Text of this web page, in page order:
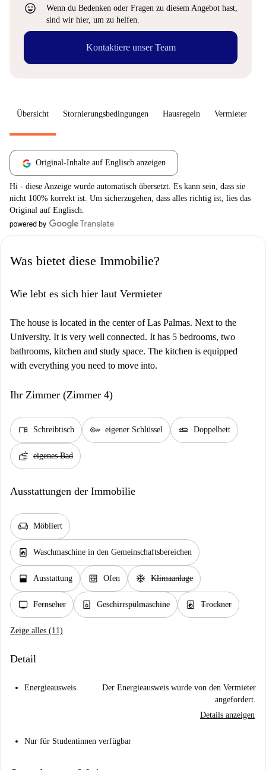
sentiment_very_satisfied
Wenn du Bedenken oder Fragen zu diesem Angebot hast,
sind wir hier, um zu helfen.
Kontaktiere unser Team
Übersicht Stornierungsbedingungen Hausregeln Vermieter
Original-Inhalte auf Englisch anzeigen
Hi - diese Anzeige wurde automatisch übersetzt. Es kann sein, dass sie
nicht 100% korrekt ist. Um sicherzugehen, dass alles richtig ist, lies das
Original auf Englisch.
Was bietet diese Immobilie?
Wie lebt es sich hier laut Vermieter
The house is located in the center of Las Palmas. Next to the
University. It is very well connected. It has 5 bedrooms, two
bathrooms, kitchen and study space. The kitchen is equipped
with everything you need to move into.
Ihr Zimmer (Zimmer 4)
desk Schreibtisch key eigener Schlüssel airline_seat_flat Doppelbett
soap eigenes Bad
Ausstattungen der Immobilie
chair Möbliert
local_laundry_service Waschmaschine in den Gemeinschaftsbereichen
window_open Ausstattung oven_gen Ofen ac_unit Klimaanlage
tv Fernseher dishwasher_gen Geschirrspülmaschine local_laundry_service Trockner
Zeige alles (11)
Detail
Energieausweis
Der Energieausweis wurde von den Vermieter
angefordert.
Details anzeigen
Nur für Studentinnen verfügbar